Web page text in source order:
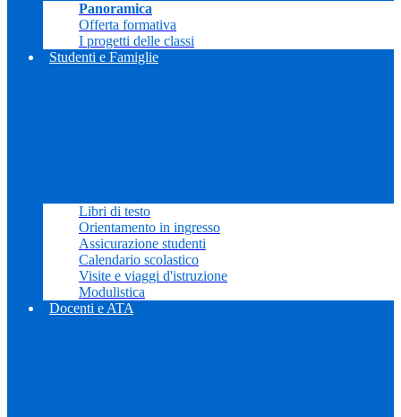
Panoramica
Offerta formativa
I progetti delle classi
Studenti e Famiglie
Libri di testo
Orientamento in ingresso
Assicurazione studenti
Calendario scolastico
Visite e viaggi d'istruzione
Modulistica
Docenti e ATA